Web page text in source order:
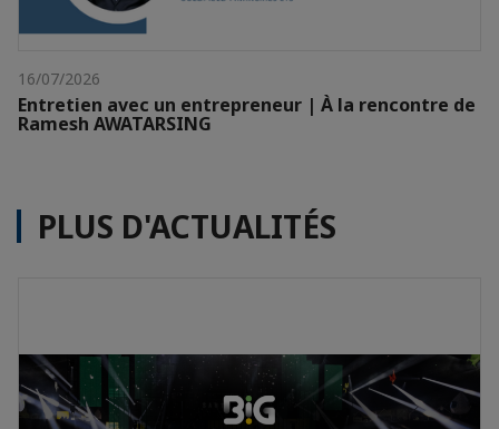
16/07/2026
Entretien avec un entrepreneur | À la rencontre de
Ramesh AWATARSING
PLUS D'ACTUALITÉS